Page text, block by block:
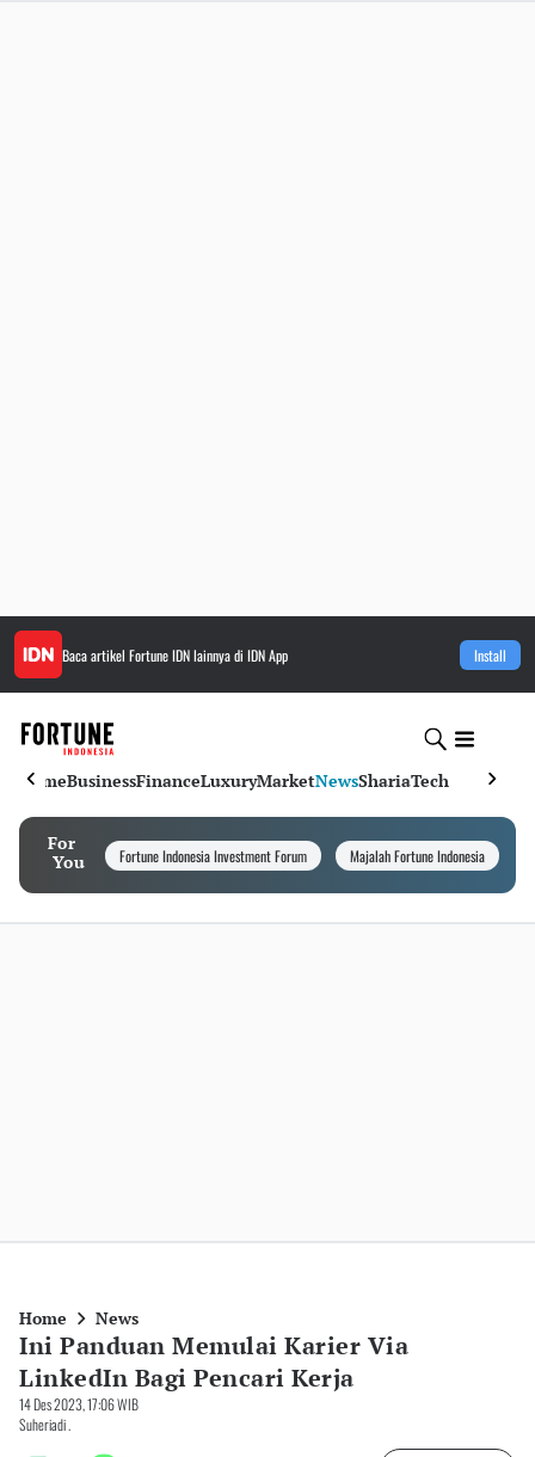
Baca artikel Fortune IDNlainnya di IDN App Install
HomeBusinessFinanceLuxuryMarketNewsShariaTech
For
You
Fortune Indonesia Investment Forum Majalah Fortune Indonesia
Home News
Ini Panduan Memulai Karier Via
LinkedIn Bagi Pencari Kerja
14 Des 2023, 17:06 WIB
Suheriadi .